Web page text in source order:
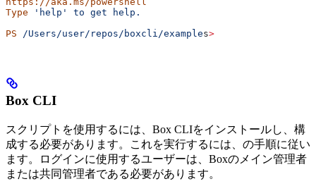
Type 'help' to get help.
PS /Users/user/repos/boxcli/examples>
Box CLI
スクリプトを使用するには、Box CLIをインストールし、構
成する必要があります。これを実行するには、 の手順に従い
ます。ログインに使用するユーザーは、Boxのメイン管理者
または共同管理者である必要があります。